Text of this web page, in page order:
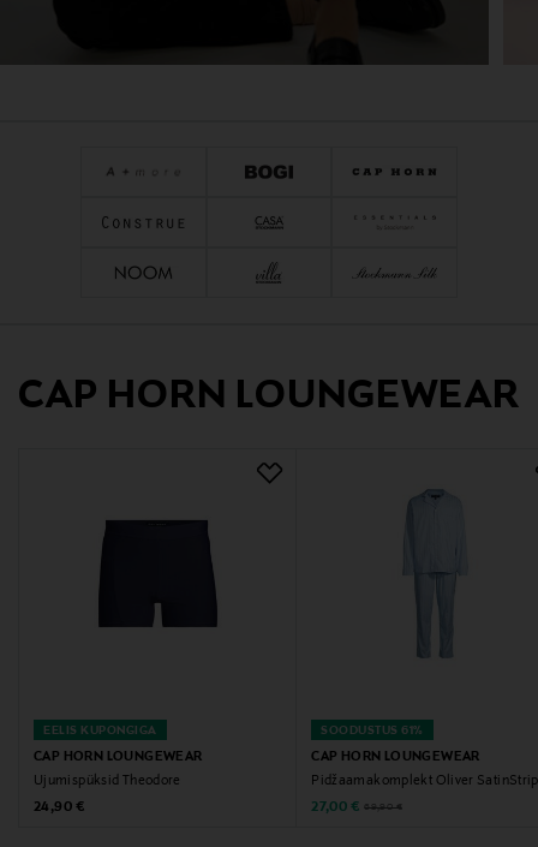
CAP HORN LOUNGEWEAR
EELIS KUPONGIGA
CAP HORN LOUNGEWEAR
Ujumispüksid Theodore
Original Price
24,90 €
SOODUSTUS 61%
CAP HORN LOUNGEWEAR
Pidžaamakomplekt Oliver
Discounted Price
27,00 € Original Price
69,90 €